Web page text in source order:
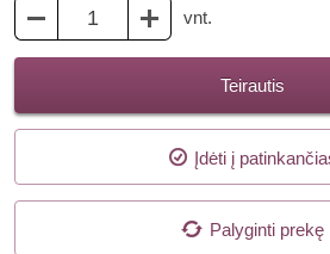
vnt.
Teirautis
Įdėti į
Palyginti prekę